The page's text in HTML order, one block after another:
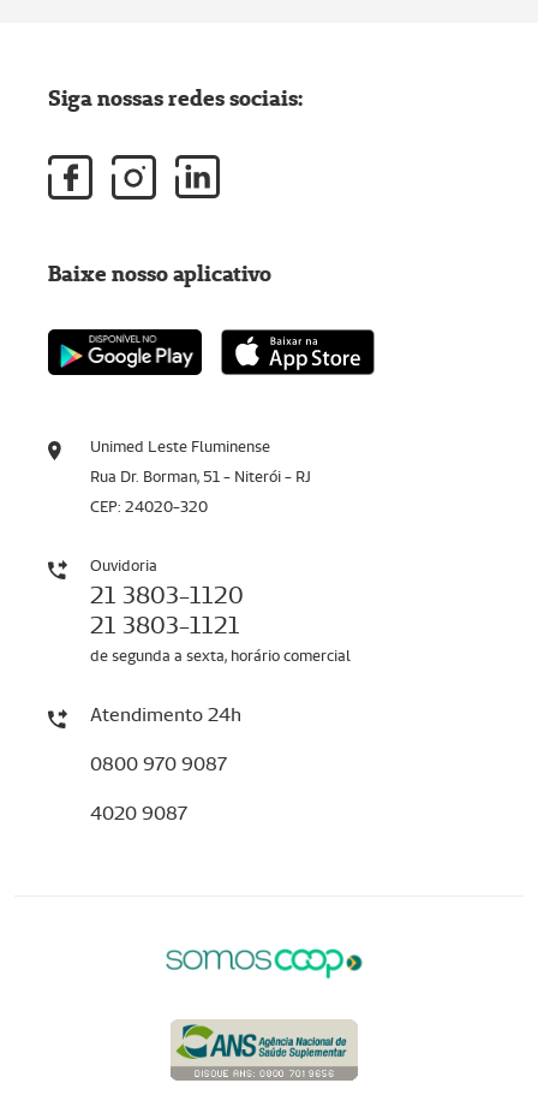
Unimed Leste Fluminense
Rua Dr. Borman, 51 - Niterói - RJ
CEP: 24020-320
Ouvidoria
21 3803-1120
21 3803-1121
de segunda a sexta, horário comercial
Atendimento 24h
0800 970 9087
4020 9087
Siga nossas redes sociais:
Baixe nosso aplicativo